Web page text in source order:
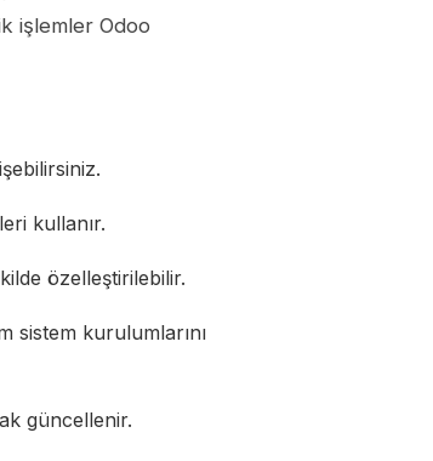
işlemler Odoo
kullanır.
özelleştirilebilir.
sistem kurulumlarını
güncellenir.